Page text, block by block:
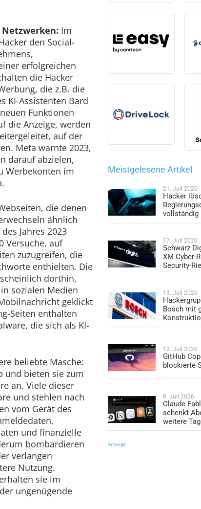
Netzwerken: Im
den Social-
erfolgreichen
die Hacker
die z.B. die
KI-Assistenten Bard
Funktionen
die Anzeige, werden
auf der
Meta warnte 2023,
darauf abzielen,
Werbekonten im
die denen
ähnlich
Jahres 2023
Versuche, auf
zuzugreifen, die
enthielten. Die
dorthin,
sozialen Medien
geklickt
Seiten enthalten
die sich als KI-
beliebte Masche:
und bieten sie zum
an. Viele dieser
und stehlen nach
vom Gerät des
und finanzielle
bombardieren
verlangen
Nutzung.
sie im
ungenügende
Meistgelesene Artikel
21. Juli 2026
Hacker
vollständig
17. Juli 2026
Schwarz
XM Cyber-
Security-
13. Juli 2026
Bosch mit
12. Juli 2026
GitHub
blockierte
8. Juli 2026
Claude
schenkt
weitere
Anzeige